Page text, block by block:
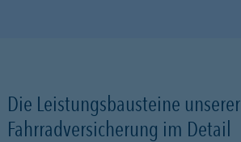
Die Leistungsbausteine unserer
Fahrradversicherung im Detail